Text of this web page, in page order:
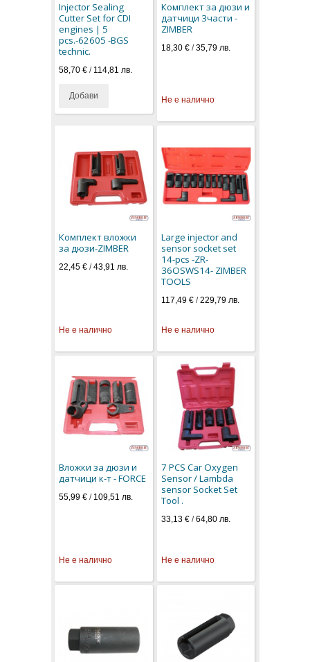
Injector Sealing
Cutter Set for CDI
engines | 5
pcs.-62605 -BGS
technic.
58,70 € / 114,81 лв.
Добави
Комплект за дюзи и
датчици 3части -
ZIMBER
18,30 €/35,79 лв.
Не е налично
Комплект вложки
за дюзи-ZIMBER
22,45 € /43,91 лв.
Не е налично
Large injector and
sensor socket set
14-pcs -ZR-
36OSWS14- ZIMBER
TOOLS
117,49 €/229,79 лв.
Не е налично
Вложки за дюзи и
датчици к-т - FORCE
55,99 € / 109,51 лв.
Не е налично
7 PCS Car Oxygen
Sensor / Lambda
sensor Socket Set
Tool .
33,13 €/64,80 лв.
Не е налично